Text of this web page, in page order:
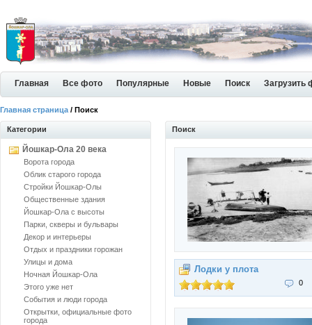
Главная Все фото Популярные Новые Поиск Загрузить
Главная страница / Поиск
Категории
Йошкар-Ола 20 века
Ворота города
Облик старого города
Стройки Йошкар-Олы
Общественные здания
Йошкар-Ола с высоты
Парки, скверы и бульвары
Декор и интерьеры
Отдых и праздники горожан
Улицы и дома
Ночная Йошкар-Ола
Этого уже нет
События и люди города
Открытки, официальные фото
города
Поиск
Лодки у плота
0